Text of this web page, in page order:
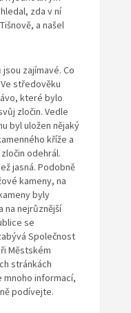
zda v ní
a našel
zajímavé. Co
středověku
které bylo
zločin. Vedle
byl uložen nějaký
kříže a
odehrál.
jasná. Podobně
kameny, na
byly
na nejrůznější
se
Společnost
Městském
stránkách
mnoho informací,
podívejte.